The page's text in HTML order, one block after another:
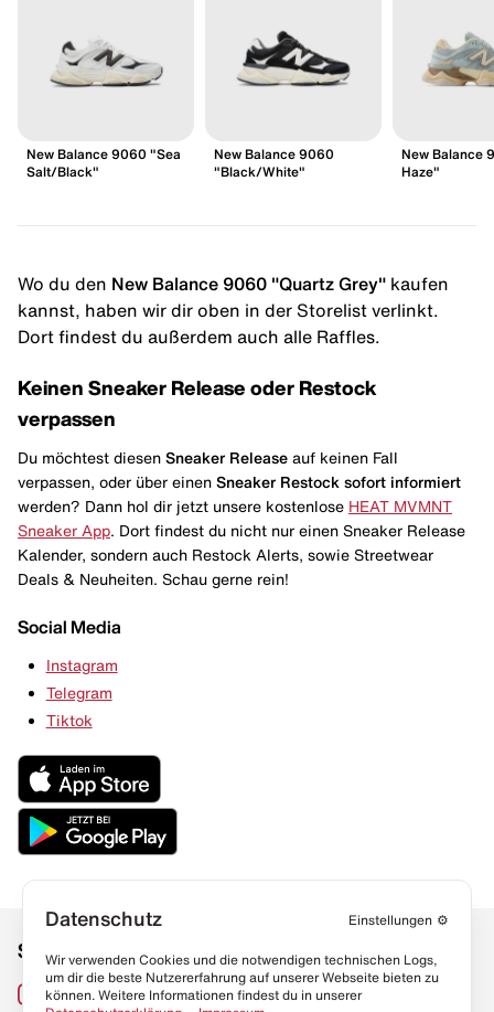
New Balance 9060 "Sea
Salt/Black"
New Balance 9060
"Black/White"
New Balance
Haze"
Wo du den New Balance 9060 "Quartz Grey" kaufen
kannst, haben wir dir oben in der Storelist verlinkt.
Dort findest du außerdem auch alle Raffles.
Keinen Sneaker Release oder Restock
verpassen
Du möchtest diesen Sneaker Release auf keinen Fall
verpassen, oder über einen Sneaker Restock sofort informiert
werden? Dann hol dir jetzt unsere kostenlose HEAT MVMNT
Sneaker App . Dort findest du nicht nur einen Sneaker Release
Kalender, sondern auch Restock Alerts, sowie Streetwear
Deals & Neuheiten. Schau gerne rein!
Social Media
Instagram
Telegram
Tiktok
Social Media
Instagram
Links
Sneaker Lexikon
Datenschutz Einstellungen ⚙️
Wir verwenden Cookies und die notwendigen technischen Logs,
um dir die beste Nutzererfahrung auf unserer Webseite bieten zu
können. Weitere Informationen findest du in unserer